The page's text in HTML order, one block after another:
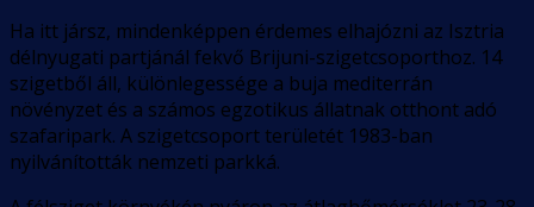
Ha itt jársz, mindenképpen érdemes elhajózni az Isztria
délnyugati partjánál fekvő Brijuni-szigetcsoporthoz. 14
szigetből áll, különlegessége a buja mediterrán
növényzet és a számos egzotikus állatnak otthont adó
szafaripark. A szigetcsoport területét 1983-ban
nyilvánították nemzeti parkká.